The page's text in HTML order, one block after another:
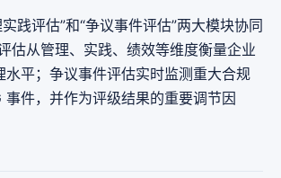
践评估”和“争议事件评估”两大模块协同
估从管理、实践、绩效等维度衡量企业
水平；争议事件评估实时监测重大合规
事件，并作为评级结果的重要调节因